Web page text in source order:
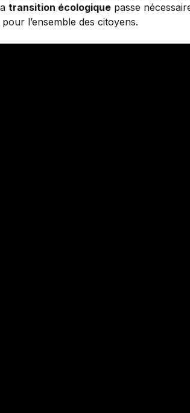
transition écologique passe
l’ensemble des citoyens.